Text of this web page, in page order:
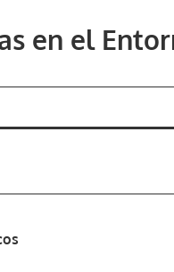
en el